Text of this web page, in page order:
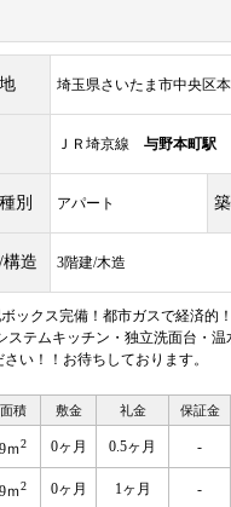
埼玉県さいたま市中央区
ＪＲ埼京線 与野本町駅
別 アパート
構造 3階建/木造
ックス完備！都市ガスで経済的
テムキッチン・独立洗面台・
い！！お待ちしております。
積 敷金 礼金 保証金
ｍ2 0ヶ月 0.5ヶ月 -
ｍ2 0ヶ月 1ヶ月 -